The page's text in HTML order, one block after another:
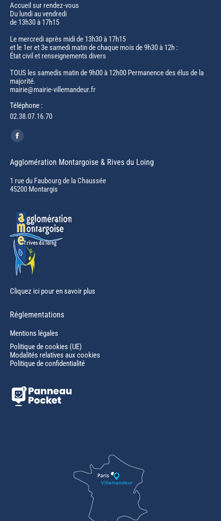
Accueil sur rendez-vous
Du lundi au vendredi
de 13h30 à 17h15
Le mercredi après midi de 13h30 à 17h15
et le 1er et 3e samedi matin de chaque mois de 9h30 à 12h :
État civil et renseignements divers
TOUS les samedis matin de 9h00 à 12h00 Permanence des élus de la
majorité.
mairie@mairie-villemandeur.fr
Téléphone :
02.38.07.16.70
Trouvez nous sur :
Facebook
opens
in
new
Agglomération Montargoise & Rives du Loing
1 rue du Faubourg de la Chaussée
45200 Montargis
Cliquez ici pour en savoir plus
Réglementations
Mentions légales
Politique de cookies (UE)
Modalités relatives aux cookies
Politique de confidentialité